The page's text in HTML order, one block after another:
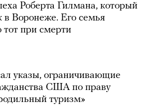
Роберта Гилмана, который
в Воронеже. Его семья
тот при смерти
указы, ограничивающие
США по праву
туризм»